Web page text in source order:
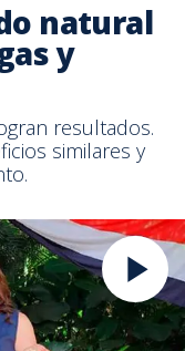
natural
y
resultados.
similares y